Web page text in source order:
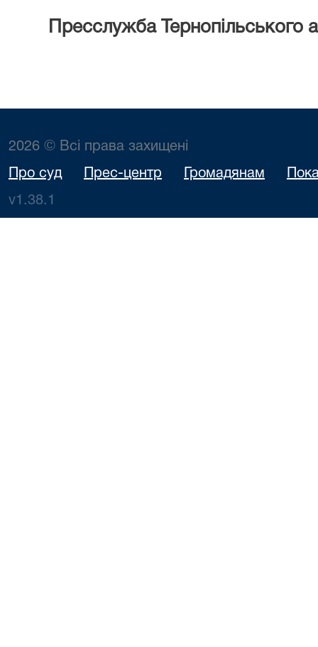
Пресслужба Тернопільського
2026 © Всі права захищені
Про суд Прес-центр Громадянам
v1.38.1